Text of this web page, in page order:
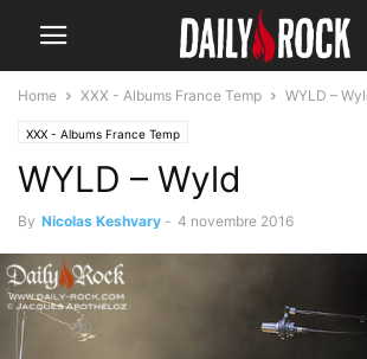
Home XXX - Albums France Temp WYLD –
XXX - Albums France Temp
WYLD – Wyld
By Nicolas Keshvary - 4 novembre 2016